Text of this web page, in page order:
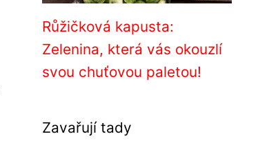
Růžičková kapusta:
Zelenina, která vás okouzlí
svou chuťovou paletou!
Zavařují tady